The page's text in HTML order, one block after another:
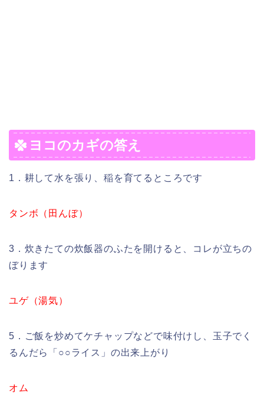
ヨコのカギの答え
1．耕して水を張り、稲を育てるところです
タンボ（田んぼ）
3．炊きたての炊飯器のふたを開けると、コレが立ちの
ぼります
ユゲ（湯気）
5．ご飯を炒めてケチャップなどで味付けし、玉子でく
るんだら「○○ライス」の出来上がり
オム